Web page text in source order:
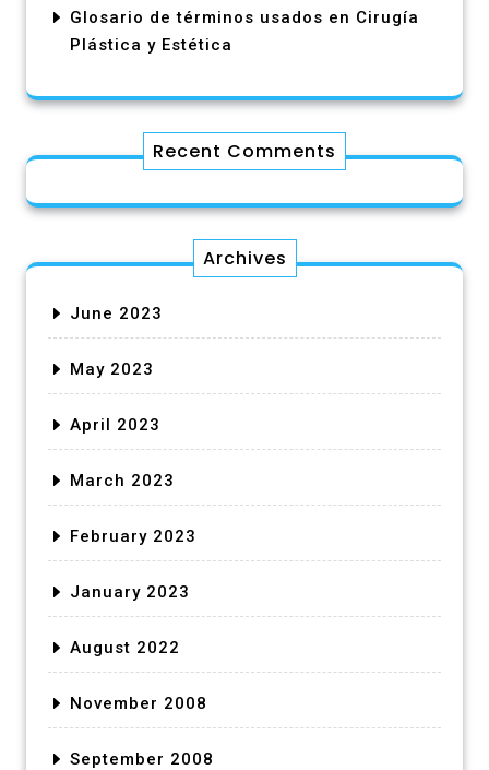
Glosario de términos usados en Cirugía
Plástica y Estética
Recent Comments
Archives
June 2023
May 2023
April 2023
March 2023
February 2023
January 2023
August 2022
November 2008
September 2008